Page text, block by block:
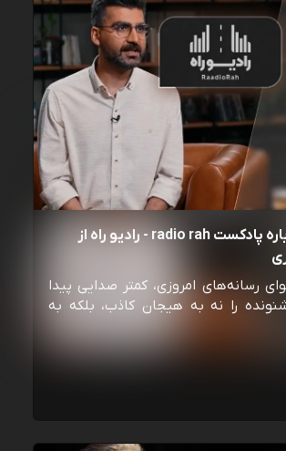
همه چیز درباره پادکست radio rah - رادیو راه از
رسانه‌های امروزی، کمتر صدایی پیدا
را نه به هیجان کاذب، بلکه به